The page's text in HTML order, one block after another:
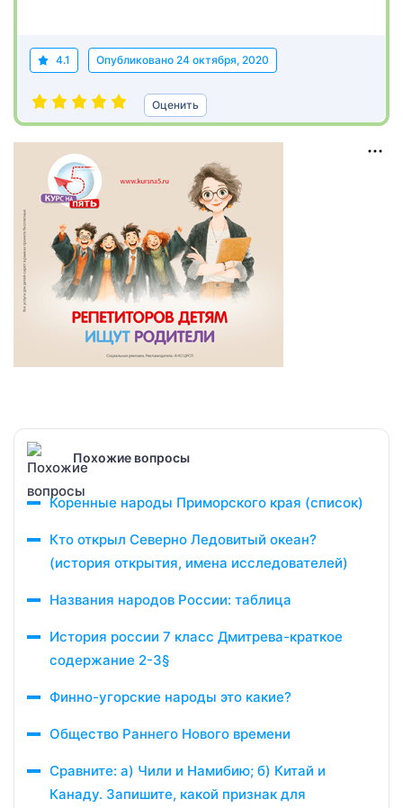
4.1 Опубликовано 24 октября, 2020
Оценить
Похожие вопросы
Коренные народы Приморского края (список)
Кто открыл Северно Ледовитый океан?
(история открытия, имена исследователей)
Названия народов России: таблица
История россии 7 класс Дмитрева-краткое
содержание 2-3§
Финно-угорские народы это какие?
Общество Раннего Нового времени
Сравните: а) Чили и Намибию; б) Китай и
Канаду. Запишите, какой признак для